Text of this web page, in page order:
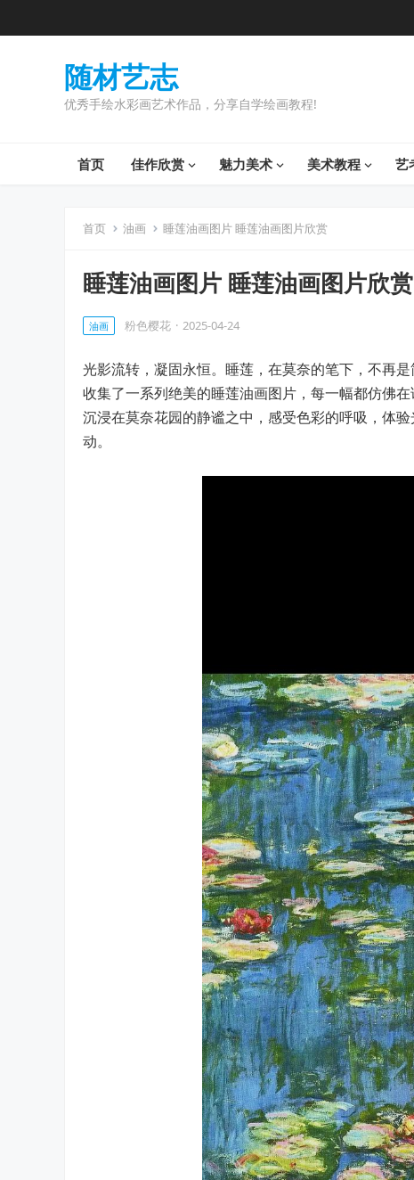
随材艺志
优秀手绘水彩画艺术作品，分享自学绘画教程!
首页 佳作欣赏 魅力美术 美术教程 艺
首页 油画 睡莲油画图片 睡莲油画图片欣赏
睡莲油画图片 睡莲油画图片欣赏
油画 粉色樱花 · 2025-04-24
光影流转，凝固永恒。睡莲，在莫奈的笔下，不再
收集了一系列绝美的睡莲油画图片，每一幅都仿佛
沉浸在莫奈花园的静谧之中，感受色彩的呼吸，体
动。